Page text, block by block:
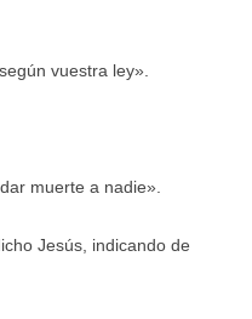
vuestra ley».
muerte a nadie».
Jesús, indicando de